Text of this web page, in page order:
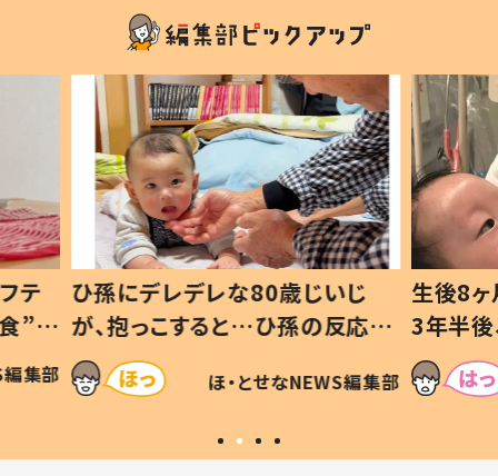
じ
応に
方な
編集部
生後8ヶ月で亡くなった息子 約
3年半後、当時の妻の日記に書い
てあった本音とは
ほ・とせなNEWS編集部
ソファ
子 し
すべて
いから